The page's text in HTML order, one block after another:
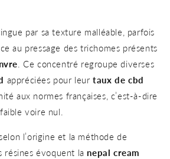
par sa texture malléable, parfois
au pressage des trichomes présents
. Ce concentré regroupe diverses
appréciées pour leurtaux de cbd
aux normes françaises, c’est-à-dire
voire nul.
l’origine et la méthode de
résines évoquent la nepal cream